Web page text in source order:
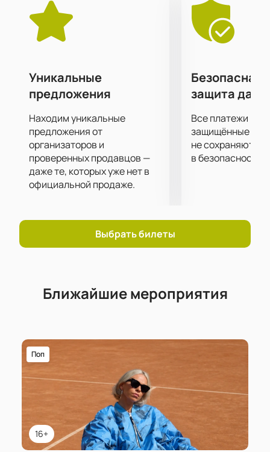
Уникальные
предложения
Находим уникальные
предложения от
организаторов и
проверенных продавцов —
даже те, которых уже нет в
официальной продаже.
Безопасная
защита
Все платежи
защищённые
не сохраняются
в безопасности.
Выбрать билеты
Ближайшие мероприятия
16+
Поп